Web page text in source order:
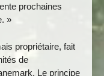
prochaines
»
propriétaire, fait
de
Le principe